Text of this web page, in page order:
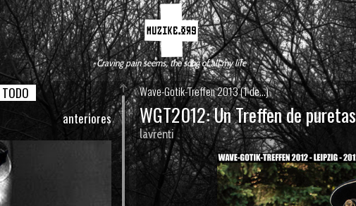
Craving pain seems, the song of all my life
TODO
anteriores
Wave-Gotik-Treffen 2013 (1 de...)
WGT2012: Un Treffen de puretas
lavrenti